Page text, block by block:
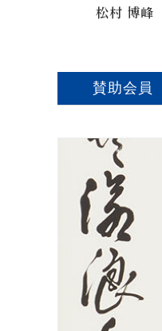
松村 博峰
賛助会員